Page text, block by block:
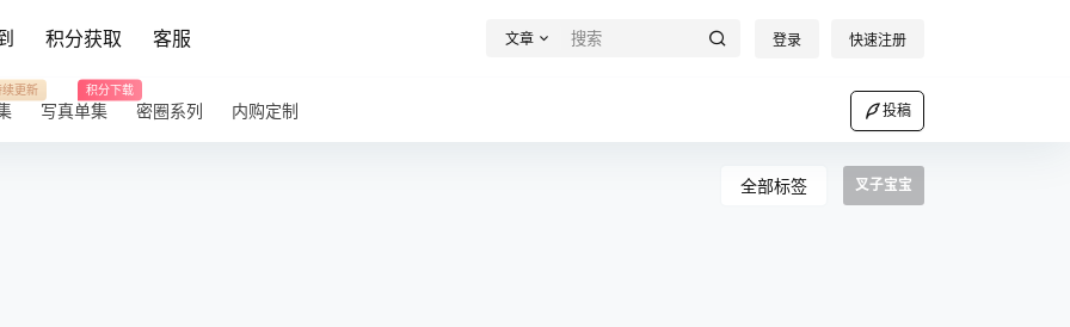
积分获取 客服 文章 登录 快速注册
续更新
写真单集
积分下载
密圈系列 内购定制 投稿
全部标签 叉子宝宝